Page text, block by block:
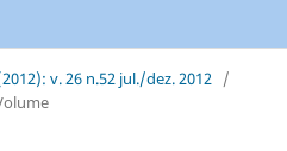
v. 26 n.52 jul./dez. 2012 /